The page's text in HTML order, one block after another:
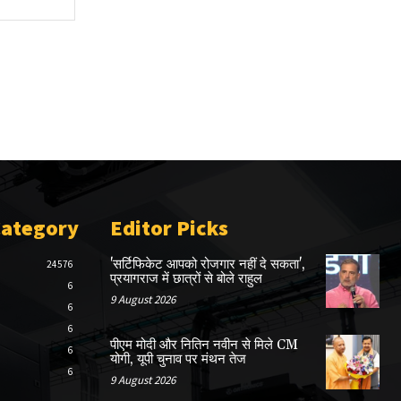
24576
6
6
6
6
6
Editor Picks
'सर्टिफिकेट आपको रोजगार नहीं दे सकता',
प्रयागराज में छात्रों से बोले राहुल
9 August 2026
पीएम मोदी और नितिन नवीन से मिले CM
योगी, यूपी चुनाव पर मंथन तेज
9 August 2026